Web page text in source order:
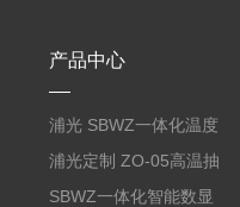
产品中心
浦光 SBWZ一体化温度
变送器传感器 防爆热电
阻PT100 数显远传4-
浦光定制 ZO-05高温抽
气式氧化锆分析仪 防爆
SBWZ一体化智能数显